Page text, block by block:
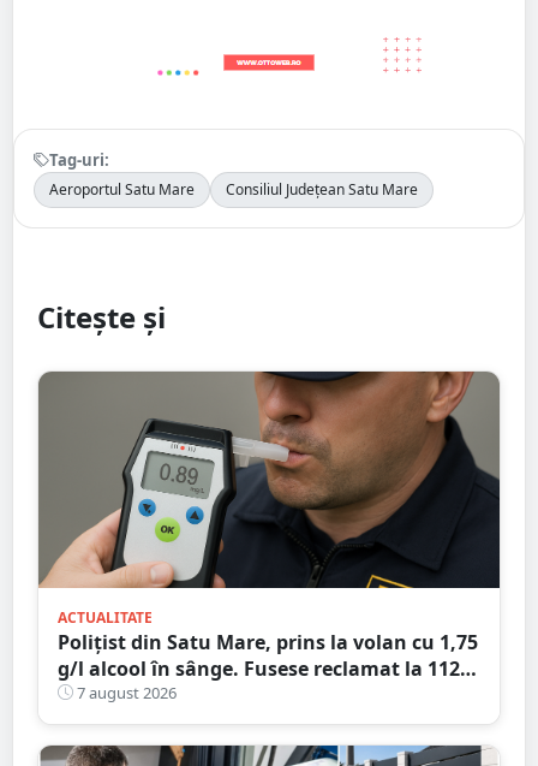
Tag-uri:
Aeroportul Satu Mare Consiliul Județean Satu Mare
Citește și
ACTUALITATE
Polițist din Satu Mare, prins la volan cu 1,75
g/l alcool în sânge. Fusese reclamat la 112
că circula pe contrasens
7 august 2026